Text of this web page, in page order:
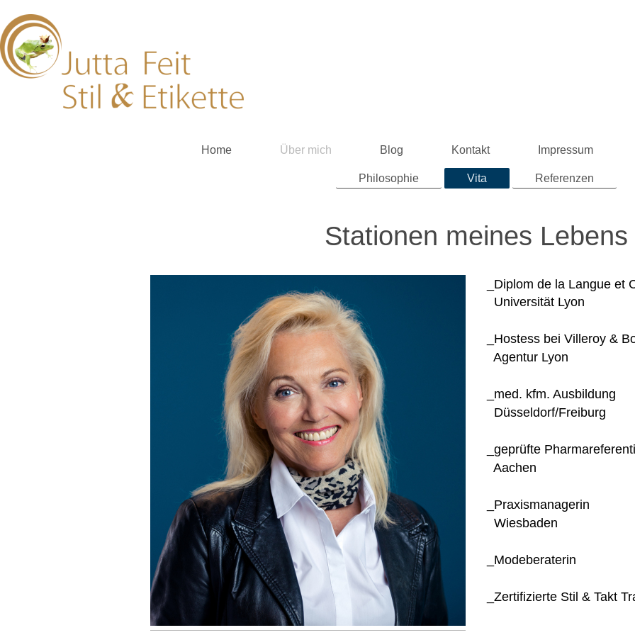
Home Über mich Blog Kontakt Impressum
Philosophie Vita Referenzen
Stationen meines Lebens
_Diplom de la Langue et
Universität Lyon
_Hostess bei Villeroy &
Agentur Lyon
_med. kfm. Ausbildung
Düsseldorf/Freiburg
_geprüfte
Aachen
_Praxismanagerin
Wiesbaden
_Modeberaterin
_Zertifizierte Stil & Takt